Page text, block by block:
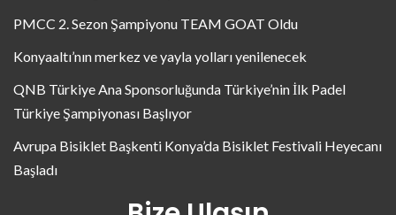
PMCC 2. Sezon Şampiyonu TEAM GOAT Oldu
Konyaaltı’nın merkez ve yayla yolları yenilenecek
QNB Türkiye Ana Sponsorluğunda Türkiye’nin İlk Padel
Türkiye Şampiyonası Başlıyor
Avrupa Bisiklet Başkenti Konya’da Bisiklet Festivali Heyecanı
Başladı